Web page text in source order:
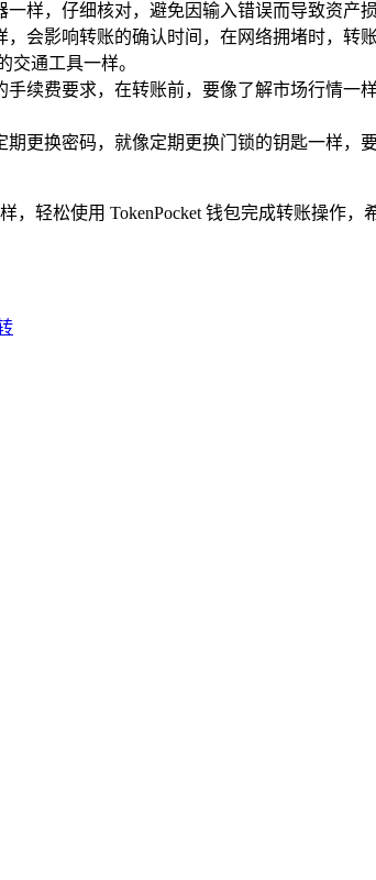
样，仔细核对，避免因输入错误而导致资产
会影响转账的确认时间，在网络拥堵时，
交通工具一样。
续费要求，在转账前，要像了解市场行情
更换密码，就像定期更换门锁的钥匙一样
轻松使用 TokenPocket 钱包完成转账操作